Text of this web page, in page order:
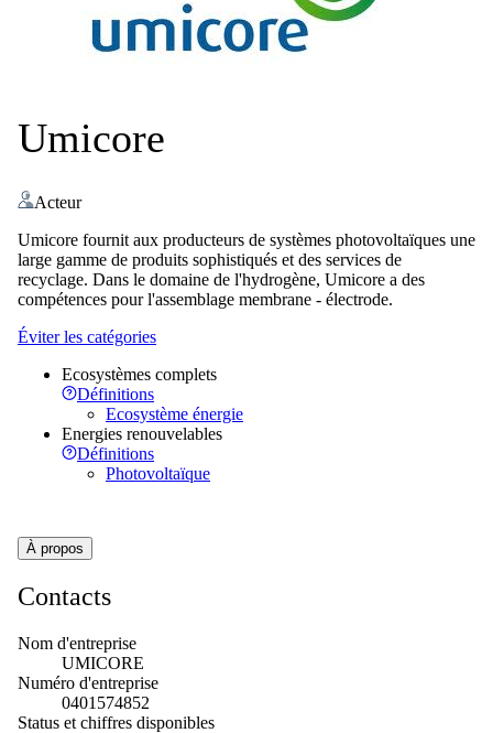
Umicore
Acteur
Umicore fournit aux producteurs de systèmes photovoltaïques une
large gamme de produits sophistiqués et des services de
recyclage. Dans le domaine de l'hydrogène, Umicore a des
compétences pour l'assemblage membrane - électrode.
Éviter les catégories
Ecosystèmes complets
Définitions
Ecosystème énergie
Energies renouvelables
Définitions
Photovoltaïque
À propos
Contacts
Nom d'entreprise
UMICORE
Numéro d'entreprise
0401574852
Status et chiffres disponibles